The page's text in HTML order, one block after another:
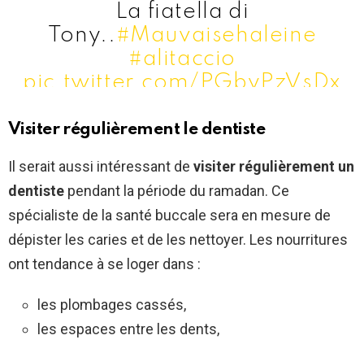
La fiatella di
Tony.. #Mauvaisehaleine
#alitaccio
pic.twitter.com/PGbyPzVsDx
— Andrea Meneghin
2021
Visiter régulièrement le dentiste
Il serait aussi intéressant de visiter régulièrement un
dentiste pendant la période du ramadan. Ce
spécialiste de la santé buccale sera en mesure de
dépister les caries et de les nettoyer. Les nourritures
ont tendance à se loger dans :
les plombages cassés,
les espaces entre les dents,